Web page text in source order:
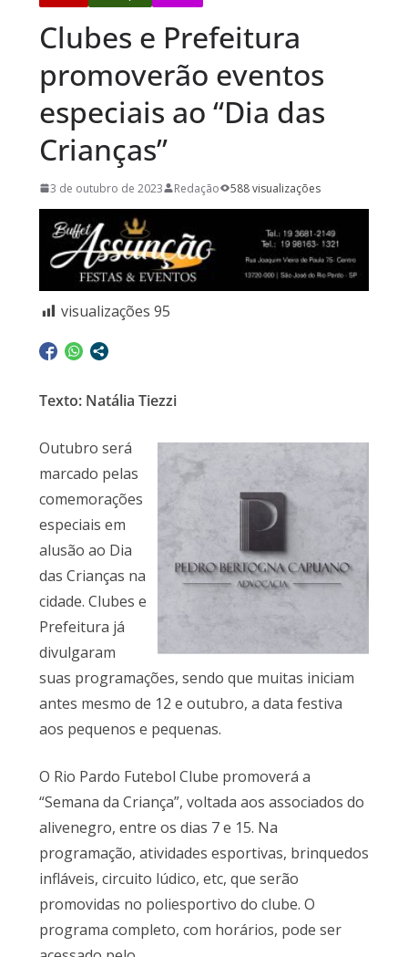
Clubes e Prefeitura
promoverão eventos
especiais ao “Dia das
Crianças”
3 de outubro de 2023 Redação 588 visualizações
visualizações 95
Texto: Natália Tiezzi
Outubro será
marcado pelas
comemorações
especiais em
alusão ao Dia
das Crianças na
cidade. Clubes e
Prefeitura já
divulgaram
suas programações, sendo que muitas iniciam
antes mesmo de 12 e outubro, a data festiva
aos pequenos e pequenas.
O Rio Pardo Futebol Clube promoverá a
“Semana da Criança”, voltada aos associados do
alivenegro, entre os dias 7 e 15. Na
programação, atividades esportivas, brinquedos
infláveis, circuito lúdico, etc, que serão
promovidas no poliesportivo do clube. O
programa completo, com horários, pode ser